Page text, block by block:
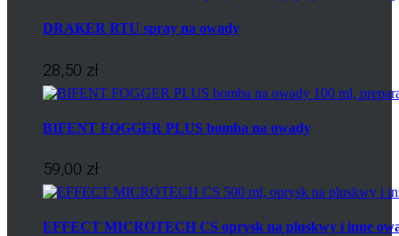
DRAKER RTU spray na owady
28,50 zł
BIFENT FOGGER PLUS bomba na owady
59,00 zł
EFFECT MICROTECH CS oprysk na pluskwy i inne